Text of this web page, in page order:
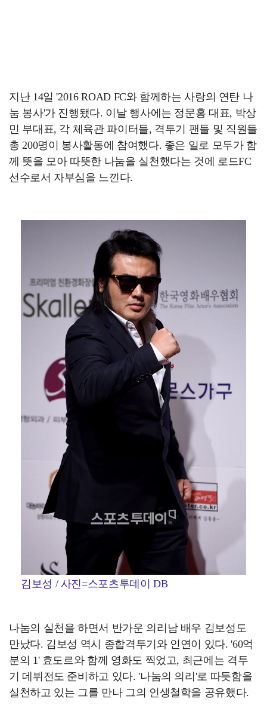
지난 14일 '2016 ROAD FC와 함께하는 사랑의 연탄 나
눔 봉사'가 진행됐다. 이날 행사에는 정문홍 대표, 박상
민 부대표, 각 체육관 파이터들, 격투기 팬들 및 직원들
총 200명이 봉사활동에 참여했다. 좋은 일로 모두가 함
께 뜻을 모아 따뜻한 나눔을 실천했다는 것에 로드FC
선수로서 자부심을 느낀다.
김보성 / 사진=스포츠투데이 DB
나눔의 실천을 하면서 반가운 의리남 배우 김보성도
만났다. 김보성 역시 종합격투기와 인연이 있다. '60억
분의 1' 효도르와 함께 영화도 찍었고, 최근에는 격투
기 데뷔전도 준비하고 있다. '나눔의 의리'로 따듯함을
실천하고 있는 그를 만나 그의 인생철학을 공유했다.